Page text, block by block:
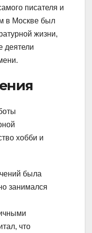
писателя и
в Москве был
жизни,
деятели
хобби и
была
занимался
что